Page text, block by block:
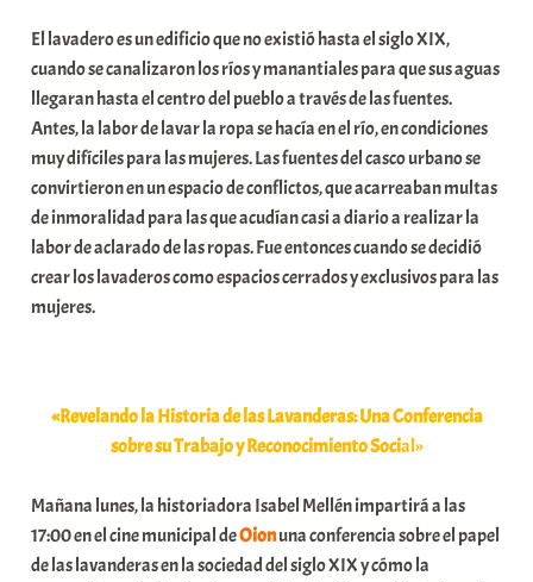
u
n
i
t
a
t
e
a
El lavadero es un edificio que no existió hasta el siglo XIX,
cuando se canalizaron los ríos y manantiales para que sus aguas
llegaran hasta el centro del pueblo a través de las fuentes.
Antes, la labor de lavar la ropa se hacía en el río, en condiciones
muy difíciles para las mujeres. Las fuentes del casco urbano se
convirtieron en un espacio de conflictos, que acarreaban multas
de inmoralidad para las que acudían casi a diario a realizar la
labor de aclarado de las ropas. Fue entonces cuando se decidió
crear los lavaderos como espacios cerrados y exclusivos para las
mujeres.
«Revelando la Historia de las Lavanderas: Una Conferencia
sobre su Trabajo y ReconocimientoSocial»
Mañana lunes, la historiadora Isabel Mellén impartirá a las
17:00 en el cine municipal deOionuna conferencia sobre el papel
de las lavanderas en la sociedad del siglo XIX y cómo la